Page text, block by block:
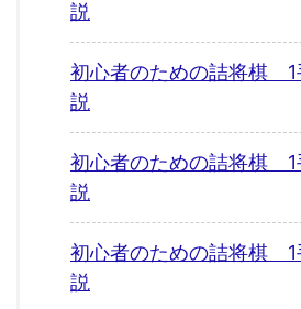
説
初心者のための詰将棋
説
初心者のための詰将棋
説
初心者のための詰将棋
説